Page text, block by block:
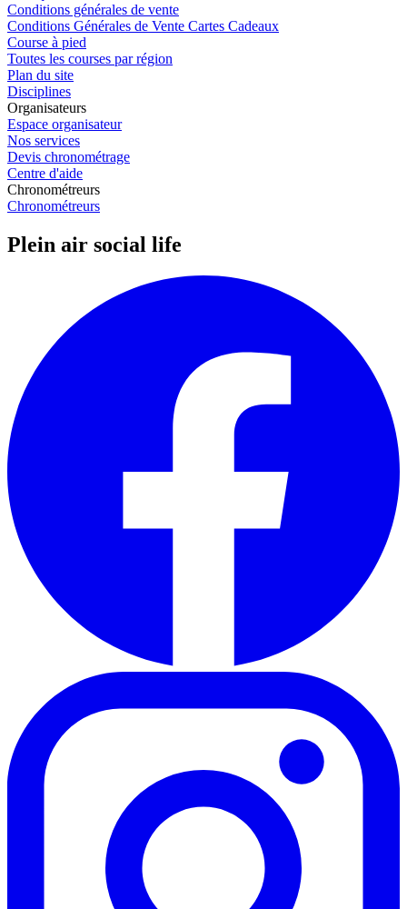
Conditions générales de vente
Conditions Générales de Vente Cartes Cadeaux
Course à pied
Toutes les courses par région
Plan du site
Disciplines
Organisateurs
Espace organisateur
Nos services
Devis chronométrage
Centre d'aide
Chronométreurs
Chronométreurs
Plein air social life